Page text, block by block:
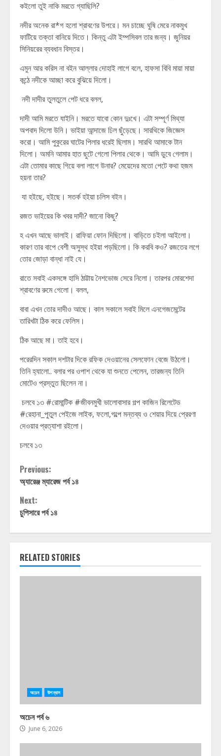
কইলো তুই নাকি মরতে গ্যাছিলি?
নদীর অনেক রা*গ হলো শ্রাবণের উপরে। মন চাচ্ছে ঘুষি মেরে নাকমুখ
ফাটিয়ে তক্তা বানিয়ে দিতে। কিন্তু এটা ইম্পসিবল তার জন্য। জুনিয়র
সিনিয়রের ব্যবধান বিস্তর।
এমুন আর করিস না বইন আল্লার দোহাই লাগে বলে, হাফসা বিবি মায়া মায়া
কন্ঠে নদীকে আচ্ছা করে বুঝিয়ে দিলো।
নদী দাদীর তুলতুলে পেট ধরে বলল,
দাদী আমি মরতে যাইনি। মরতে যাবো কোন দুঃখে। এটা সম্পূর্ণ মিথ্যা
অপবাদ দিলো উনি। ভাইয়া আন্দাজে ঢিল ছুঁড়েছে। সারথিকে জিজ্ঞেস
করো। আমি পুকুরের ঘাটের পিলার ধরেই ছিলাম। সারথি আমাকে টান
দিলো। অমনি আমার হাত ছুটে গেলো পিলার থেকে। আমি ডুবে গেলাম।
এটা তোমার কাছে গিয়ে বলা লাগে উনার? মেয়েদের মতো পেটে কথা হজম
হয়না তার?
যা হইছে, হইছে। সতর্ক হইয়া চলিস বইন।
রজত ভাইয়ের কি খবর দাদী? জানো কিছু?
হ এখন আছে ভালাই। রাফিয়া ফোন দিছিলো। বাড়িতে চইলা আইলো।
কারণ তার বাপে বেশী অসুস্থ হইয়া পড়ছিলো। কি করবি কও? রজতের লগে
তোর জোড়া বান্ধা নাই যে।
রাতে সবাই একসঙ্গে হাসি ঠাট্টায় নৈশভোজ সেরে নিলো। তারপর মোরশেদা
শ্রাবণের রুমে গেলো। বলল,
বাবা এখন তোর দাদীও আছে। কাল সকালে সবাই মিলে এনগেজমেন্টের
তারিখটা ঠিক করে ফেলিস।
ঠিক আছে মা। তাই হবে।
পরেরদিন সকাল দশটার দিকে রফিক দেওয়ানের সেলফোন বেজে উঠলো।
তিনি হ্যালো.. বলার পর ওপাশ থেকে যা শুনতে পেলেন, তারজন্য তিনি
মোটেও প্রস্তুত ছিলেন না।
চলবে ১৩ #রোমান্টিক #জীবনমুখী ভালোবাসার গল্প কাজিন রিলেটেড
#রেহানা_পুতুল পেইজে লাইক, ফলো,গল্পে মন্তব্য ও শেয়ার দিয়ে প্রেরণা
দেওয়ার প্রত্যাশা রইলো।
চলবে ১৩
Continue
Reading
Previous:
অ্যারেঞ্জ ম্যারেজ পর্ব ১৪
Next:
চুপিসারে পর্ব ১৪
RELATED STORIES
অচেন উপন্যাস
অচেন পর্ব ৬
June 6, 2026